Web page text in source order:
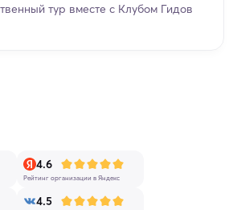
тур вместе с Клубом Гидов
4.6
Рейтинг организации в Яндекс
4.5